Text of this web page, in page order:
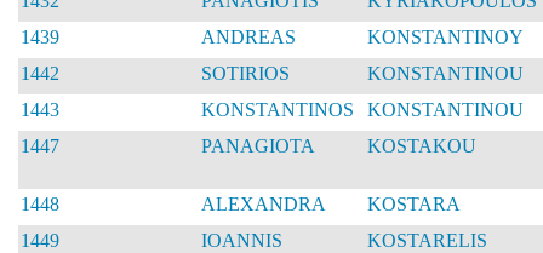
1439
ANDREAS
KONSTANTINOY
1442
SOTIRIOS
KONSTANTINOU
1443
KONSTANTINOS
KONSTANTINOU
1447
PANAGIOTA KOSTAKOU
1448 ALEXANDRA
KOSTARA
1449
IOANNIS
KOSTARELIS